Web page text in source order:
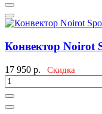
Конвектор Noirot
17 950 р. Скидка